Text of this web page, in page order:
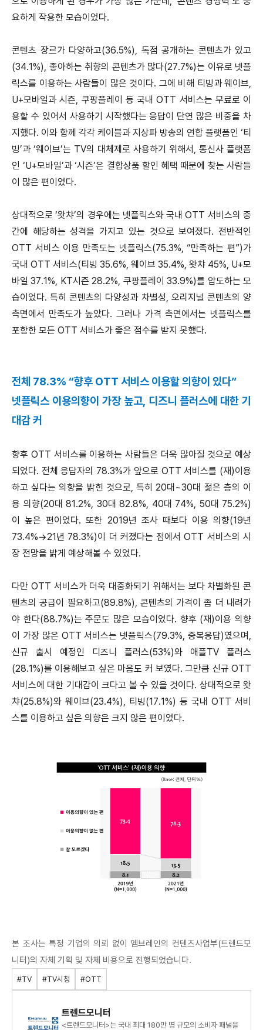
요하게 작용한 모습이었다.
콘텐츠 장르가 다양하고(36.5%), 독점 공개하는 콘텐츠가 있고
(34.1%), 좋아하는 취향의 콘텐츠가 많다(27.7%)는 이유로 넷플
릭스를 이용하는 사람들이 많은 것이다. 그에 비해 티빙과 웨이브,
U+모바일과 시즌, 쿠팡플레이 등 국내 OTT 서비스는 무료로 이
용할 수 있어서 사용하기 시작했다는 응답이 단연 많은 비중을 차
지했다. 이와 함께 각각 케이블과 지상파 방송의 연합 플랫폼인 ‘티
빙’과 ‘웨이브’는 TV의 대체제로 사용하기 위해서, 통신사 플랫폼
인 ‘U+모바일’과 ‘시즌’은 결합상품 할인 혜택 때문에 찾는 사람들
이 많은 편이었다.
상대적으로 ‘왓챠’의 경우에는 넷플릭스와 국내 OTT 서비스의 중
간에 해당하는 성격을 가지고 있는 것으로 보여졌다. 전반적인
OTT 서비스 이용 만족도는 넷플릭스(75.3%, “만족하는 편”)가
국내 OTT 서비스(티빙 35.6%, 웨이브 35.4%, 왓챠 45%, U+모
바일 37.1%, KT시즌 28.2%, 쿠팡플레이 33.9%)를 압도하는 모
습이었다. 특히 콘텐츠의 다양성과 차별성, 오리지널 콘텐츠의 양
측면에서 만족도가 높았다. 그러나 가격 측면에서는 넷플릭스를
포함한 모든 OTT 서비스가 좋은 점수를 받지 못했다.
전체 78.3% “향후 OTT 서비스 이용할 의향이 있다”
넷플릭스 이용의향이 가장 높고, 디즈니 플러스에 대한 기
대감 커
향후 OTT 서비스를 이용하는 사람들은 더욱 많아질 것으로 예상
되었다. 전체 응답자의 78.3%가 앞으로 OTT 서비스를 (재)이용
하고 싶다는 의향을 밝힌 것으로, 특히 20대~30대 젊은 층의 이
용 의향(20대 81.2%, 30대 82.8%, 40대 74%, 50대 75.2%)
이 높은 편이었다. 또한 2019년 조사 때보다 이용 의향(19년
73.4%→21년 78.3%)이 더 커졌다는 점에서 OTT 서비스의 시
장 전망을 밝게 예상해볼 수 있었다.
다만 OTT 서비스가 더욱 대중화되기 위해서는 보다 차별화된 콘
텐츠의 공급이 필요하고(89.8%), 콘텐츠의 가격이 좀 더 내려가
야 한다(88.7%)는 주문도 많은 모습이었다. 향후 (재)이용 의향
이 가장 많은 OTT 서비스는 넷플릭스(79.3%, 중복응답)였으며,
신규 출시 예정인 디즈니 플러스(53%)와 애플TV 플러스
(28.1%)를 이용해보고 싶은 마음도 커 보였다. 그만큼 신규 OTT
서비스에 대한 기대감이 크다고 볼 수 있을 것이다. 상대적으로 왓
챠(25.8%)와 웨이브(23.4%), 티빙(17.1%) 등 국내 OTT 서비
스를 이용하고 싶은 의향은 크지 않은 편이었다.
본 조사는 특정 기업의 의뢰 없이 엠브레인의 컨텐츠사업부(트렌드모
니터)의 자체 기획 및 자체 비용으로 진행되었습니다.
#TV #TV시청 #OTT
트렌드모니터
<트렌드모니터>는 국내 최대 180만 명 규모의 소비자 패널을